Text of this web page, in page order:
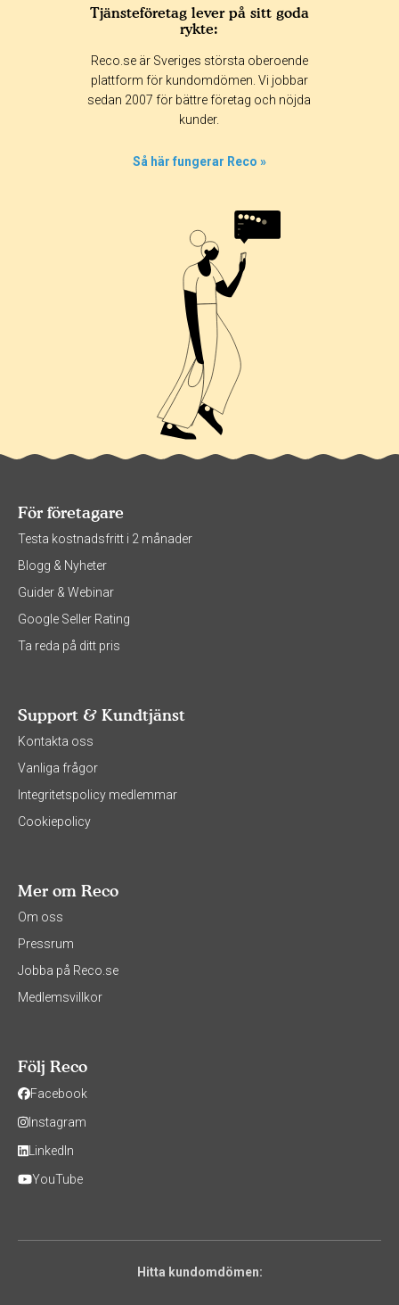
Tjänsteföretag lever på sitt goda
rykte:
Reco.se är Sveriges största oberoende
plattform för kundomdömen. Vi jobbar
sedan 2007 för bättre företag och nöjda
kunder.
Så här fungerar Reco »
För företagare
Testa kostnadsfritt i 2 månader
Blogg & Nyheter
Guider & Webinar
Google Seller Rating
Ta reda på ditt pris
Support & Kundtjänst
Kontakta oss
Vanliga frågor
Integritetspolicy medlemmar
Cookiepolicy
Mer om Reco
Om oss
Pressrum
Jobba på Reco.se
Medlemsvillkor
Följ Reco
Facebook
Instagram
LinkedIn
YouTube
Hitta kundomdömen: